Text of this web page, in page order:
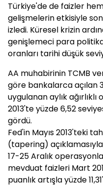
Türkiye'de de faizler
gelişmelerin etkisiyle son
izledi. Küresel krizin
genişlemeci para
oranları tarihi düşük
AA muhabirinin TCMB
göre bankalarca açılan
uygulanan aylık
2013'te yüzde 6,52
gördü.
Fed'in Mayıs 2013'teki
(tapering)
17-25 Aralık
mevduat faizleri Mart
puanlık artışla yüzde